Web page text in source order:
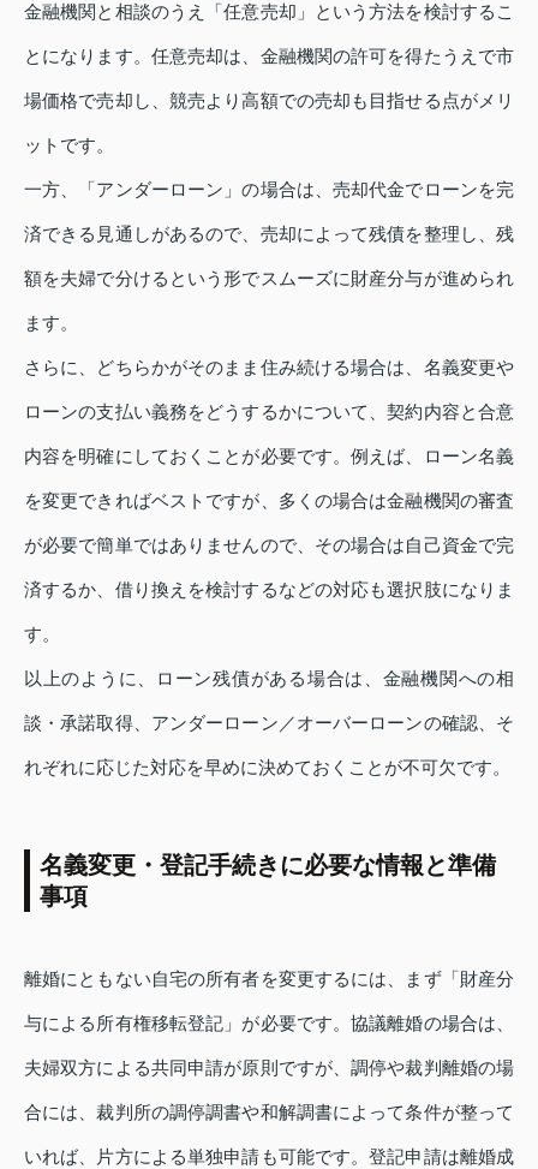
金融機関と相談のうえ「任意売却」という方法を検討するこ
とになります。任意売却は、金融機関の許可を得たうえで市
場価格で売却し、競売より高額での売却も目指せる点がメリ
ットです。
一方、「アンダーローン」の場合は、売却代金でローンを完
済できる見通しがあるので、売却によって残債を整理し、残
額を夫婦で分けるという形でスムーズに財産分与が進められ
ます。
さらに、どちらかがそのまま住み続ける場合は、名義変更や
ローンの支払い義務をどうするかについて、契約内容と合意
内容を明確にしておくことが必要です。例えば、ローン名義
を変更できればベストですが、多くの場合は金融機関の審査
が必要で簡単ではありませんので、その場合は自己資金で完
済するか、借り換えを検討するなどの対応も選択肢になりま
す。
以上のように、ローン残債がある場合は、金融機関への相
談・承諾取得、アンダーローン／オーバーローンの確認、そ
れぞれに応じた対応を早めに決めておくことが不可欠です。
名義変更・登記手続きに必要な情報と準備
事項
離婚にともない自宅の所有者を変更するには、まず「財産分
与による所有権移転登記」が必要です。協議離婚の場合は、
夫婦双方による共同申請が原則ですが、調停や裁判離婚の場
合には、裁判所の調停調書や和解調書によって条件が整って
いれば、片方による単独申請も可能です。登記申請は離婚成